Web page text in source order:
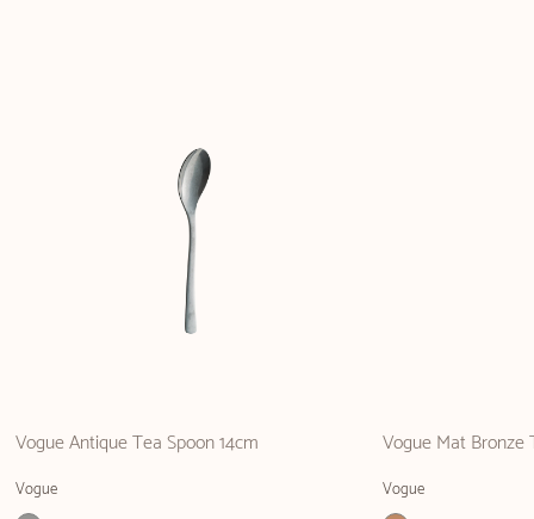
Vogue Antique Tea Spoon 14cm
Vogue
Vogue Mat Bronze
Vogue